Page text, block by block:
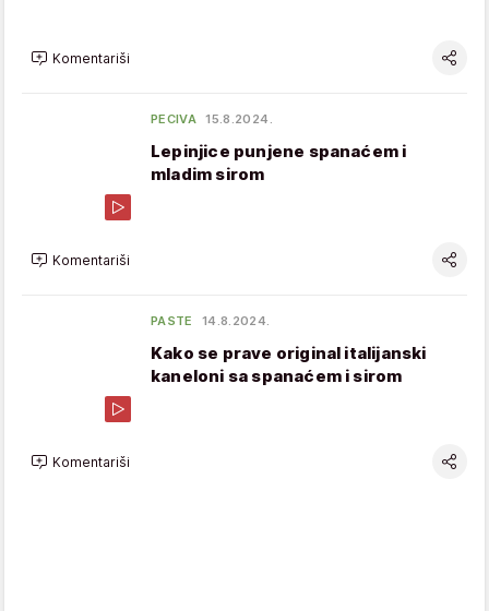
Komentariši
PECIVA 15.8.2024.
Lepinjice punjene spanaćem i
mladim sirom
Komentariši
PASTE 14.8.2024.
Kako se prave original italijanski
kaneloni sa spanaćem i sirom
Komentariši